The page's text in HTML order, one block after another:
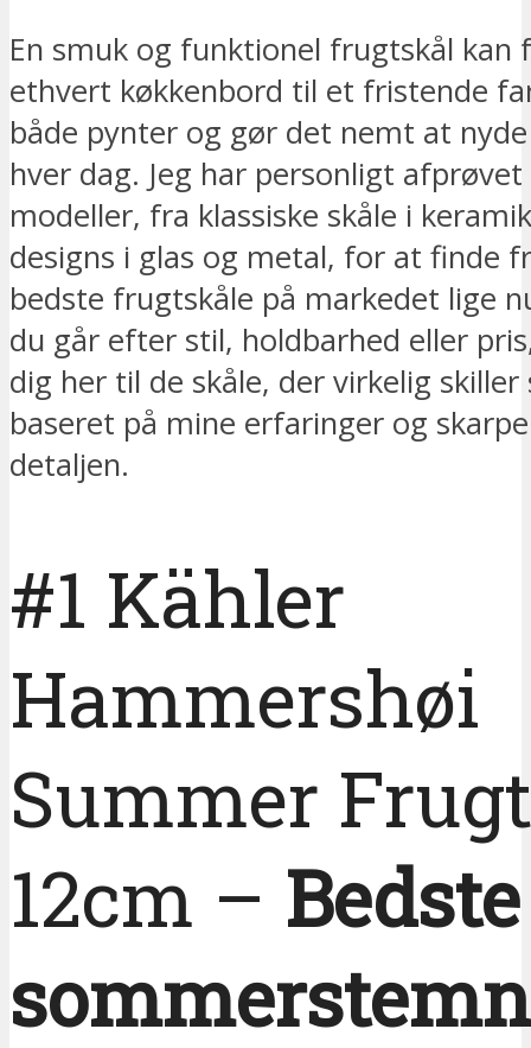
En smuk og funktionel frugtskål kan
ethvert køkkenbord til et fristende
både pynter og gør det nemt at
hver dag. Jeg har personligt
modeller, fra klassiske skåle i
designs i glas og metal, for at finde
bedste frugtskåle på markedet lige
du går efter stil, holdbarhed eller
dig her til de skåle, der virkelig skiller
baseret på mine erfaringer og
detaljen.
#1 Kähler
Hammershøi
Summer
12cm –